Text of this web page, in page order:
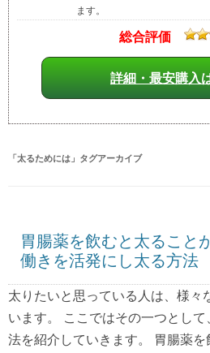
ます。
総合評価
詳細・最安購入
「太るためには 」タグアーカイブ
胃腸薬を飲むと太ること
働きを活発にし太る方法
太りたいと思っている人は、様々
います。 ここではその一つとし
法を紹介していきます。 胃腸薬